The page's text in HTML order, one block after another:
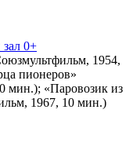
0+
1954,
пионеров»
мин.); «Паровозик из
1967, 10 мин.)